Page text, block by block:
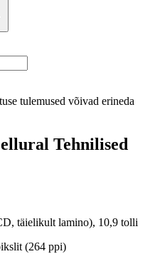
tulemused võivad erineda
Tehnilised
täielikult lamino), 10,9 tolli
(264 ppi)